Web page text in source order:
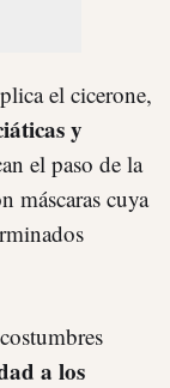
el cicerone,
y
el paso de la
máscaras cuya
a los